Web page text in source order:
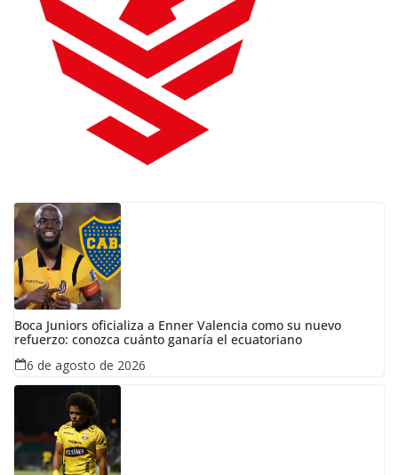
Boca Juniors oficializa a Enner Valencia como su nuevo
refuerzo: conozca cuánto ganaría el ecuatoriano
6 de agosto de 2026